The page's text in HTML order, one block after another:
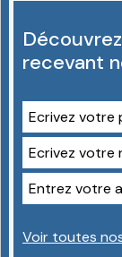
recevant
Voir toutes